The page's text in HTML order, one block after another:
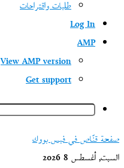
طلبات واقتراحات
Log In
AMP
View AMP version
Get support
صفحة قنّاص في فيس بووك
السبت, أغسطس 8 2026